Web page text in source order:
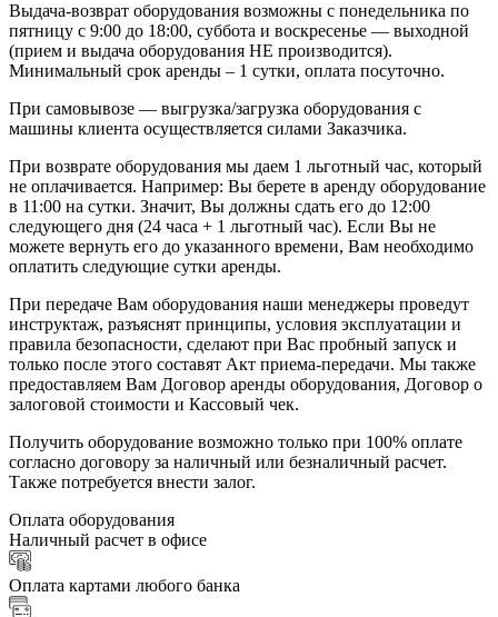
Выдача-возврат оборудования возможны с понедельника по
пятницу с 9:00 до 18:00, суббота и воскресенье — выходной
(прием и выдача оборудования НЕ производится).
Минимальный срок аренды – 1 сутки, оплата посуточно.
При самовывозе — выгрузка/загрузка оборудования с
машины клиента осуществляется силами Заказчика.
При возврате оборудования мы даем 1 льготный час, который
не оплачивается. Например: Вы берете в аренду оборудование
в 11:00 на сутки. Значит, Вы должны сдать его до 12:00
следующего дня (24 часа + 1 льготный час). Если Вы не
можете вернуть его до указанного времени, Вам необходимо
оплатить следующие сутки аренды.
При передаче Вам оборудования наши менеджеры проведут
инструктаж, разъяснят принципы, условия эксплуатации и
правила безопасности, сделают при Вас пробный запуск и
только после этого составят Акт приема-передачи. Мы также
предоставляем Вам Договор аренды оборудования, Договор о
залоговой стоимости и Кассовый чек.
Получить оборудование возможно только при 100% оплате
согласно договору за наличный или безналичный расчет.
Также потребуется внести залог.
Оплата оборудования
Наличный расчет в офисе
Оплата картами любого банка